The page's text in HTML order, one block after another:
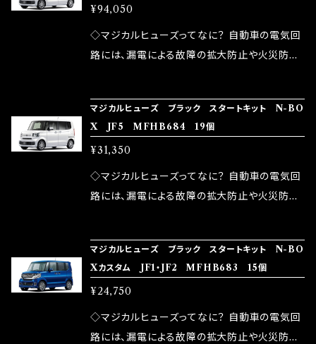
品化を果たしております。
果・接触抵抗低減効果により、このような効果を
発揮します。 ・アクセルレスポンスの向上 ・アイ
ドリング安定化（静粛性UP） ・ターボ車のターボ
など、これらの効果は、タウンユースだけでなく、
モータースポーツシーンでの実証実験の上、 製
品化を果たしております。
ます。 1.溶接回路であるため、配線と比較し抵抗
が大きい。 2.金属部分が露出している為、空気
中に漏電してしまう。 3.金属プレートが接触する
ズが、マジカルヒューズになります。 ◇マジカル
ヒューズの効果 マジカルヒューズは放電防止効
果・接触抵抗低減効果により、このような効果を
発揮します。 ・アクセルレスポンスの向上 ・アイ
ドリング安定化（静粛性UP） ・ターボ車のターボ
など、これらの効果は、タウンユースだけでなく、
モータースポーツシーンでの実証実験の上、 製
品化を果たしております。
¥94,050
◇マジカルヒューズってなに？ 自動車の電気回
路には、漏電による故障の拡大防止や火災防止
路として、各回路への電力供給を行っています。
しかし、ヒューズには拭い去れない欠点があり
ます。 1.溶接回路であるため、配線と比較し抵抗
が大きい。 2.金属部分が露出している為、空気
中に漏電してしまう。 3.金属プレートが接触する
ズが、マジカルヒューズになります。 ◇マジカル
ヒューズの効果 マジカルヒューズは放電防止効
果・接触抵抗低減効果により、このような効果を
発揮します。 ・アクセルレスポンスの向上 ・アイ
ドリング安定化（静粛性UP） ・ターボ車のターボ
マジカルヒューズ ブラック スタートキット N-BO
X JF5 MFHB684 19個
¥31,350
◇マジカルヒューズってなに？ 自動車の電気回
路には、漏電による故障の拡大防止や火災防止
路として、各回路への電力供給を行っています。
しかし、ヒューズには拭い去れない欠点があり
ます。 1.溶接回路であるため、配線と比較し抵抗
が大きい。 2.金属部分が露出している為、空気
中に漏電してしまう。 3.金属プレートが接触する
マジカルヒューズ ブラック スタートキット N-BO
Xカスタム JF1・JF2 MFHB683 15個
¥24,750
◇マジカルヒューズってなに？ 自動車の電気回
路には、漏電による故障の拡大防止や火災防止